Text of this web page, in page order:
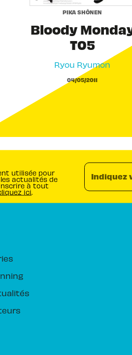
PIKA SHÔNEN
Bloody
T05
Ryou Ryumon
04/05/2011
utilisée pour
actualités de
à tout
ici.
Indiquez